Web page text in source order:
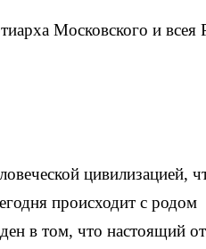
Московского и всея
цивилизацией,
происходит с родом
в том, что настоящий